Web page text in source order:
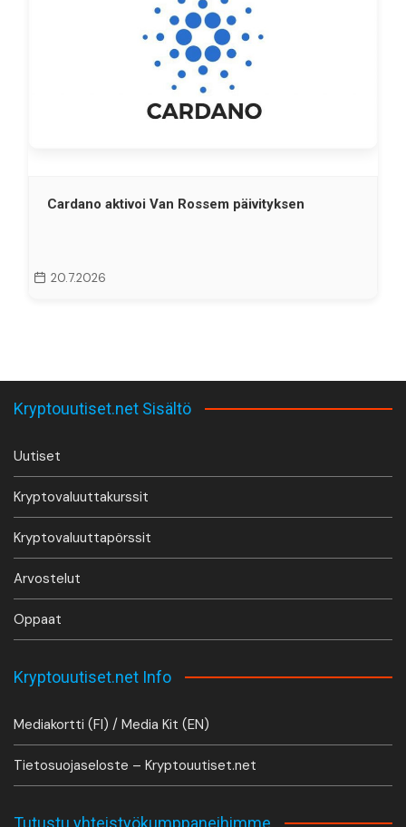
Cardano aktivoi Van Rossem päivityksen
20.7.2026
Kryptouutiset.net Sisältö
Uutiset
Kryptovaluuttakurssit
Kryptovaluuttapörssit
Arvostelut
Oppaat
Kryptouutiset.net Info
Mediakortti (FI) / Media Kit (EN)
Tietosuojaseloste – Kryptouutiset.net
Tutustu yhteistyökumppaneihimme